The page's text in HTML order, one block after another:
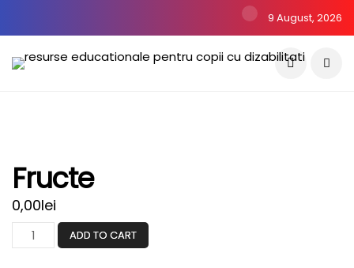
9 August, 2026
Fructe
0,00lei
ADD TO CART